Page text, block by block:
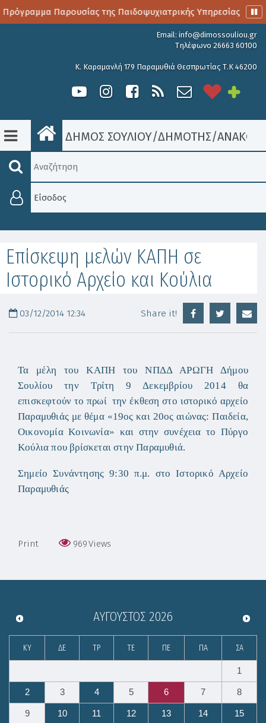
Παρουσίας της Παιδοψυχιατρικής Υπηρεσίας
Email: info@dimossouliou.gr
Τηλέφωνο 26663 60100
Κ. Καραμανλή 179 Παραμυθιά Θεσπρωτίας Τ.Κ 46200
ΔΗΜΟΣ ΣΟΥΛΙΟΥ/ΔΗΜΟΤΗΣ/
Είσοδος
Επίσκεψη μελών ΚΑΠΗ σε
Ιστορικό Αρχείο και Κούλια
03/12/2014 12:34 Share it!
Τα μέλη του ΚΑΠΗ του ΝΠΔΔ ΑΡΩΓΗ Δήμου
Σουλίου την Τρίτη 9 Δεκεμβρίου 2014 θα
επισκεφτούν το πρωί την έκθεση στο ιστορικό αρχείο
Παραμυθιάς με θέμα «19ος και 20ος αιώνας: Παιδεία,
Οικονομία Κοινωνία» και στην συνέχεια το Πύργο
Κούλια που βρίσκεται στην Παραμυθιά.
Σημείο Συνάντησης 9:30 π.μ. στο Ιστορικό Αρχείο
Παραμυθιάς
Print 969Views
ΑΎΓΟΥΣΤΟΣ 2026
ΚΥ ΔΕ ΤΡ ΤΕ ΠΕ ΠΑ ΣΑ
1
2 3 4 5 6 7 8
9 10 11 12 13 14 15